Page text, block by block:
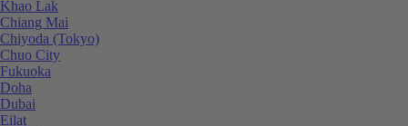
Khao Lak
Chiang Mai
Chiyoda (Tokyo)
Chuo City
Fukuoka
Doha
Dubai
Eilat